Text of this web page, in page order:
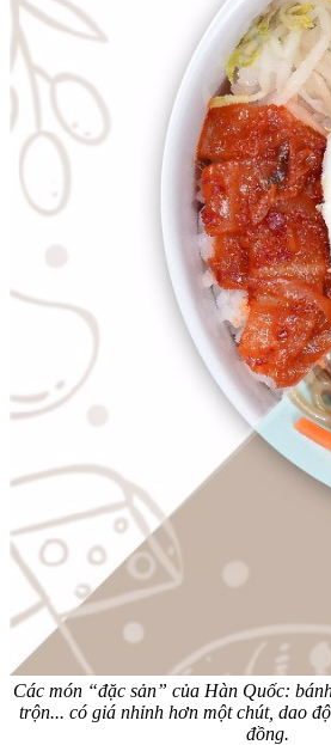
Các món “đặc sản” của Hàn Quốc:
trộn... có giá nhỉnh hơn một chút, dao
đồng.